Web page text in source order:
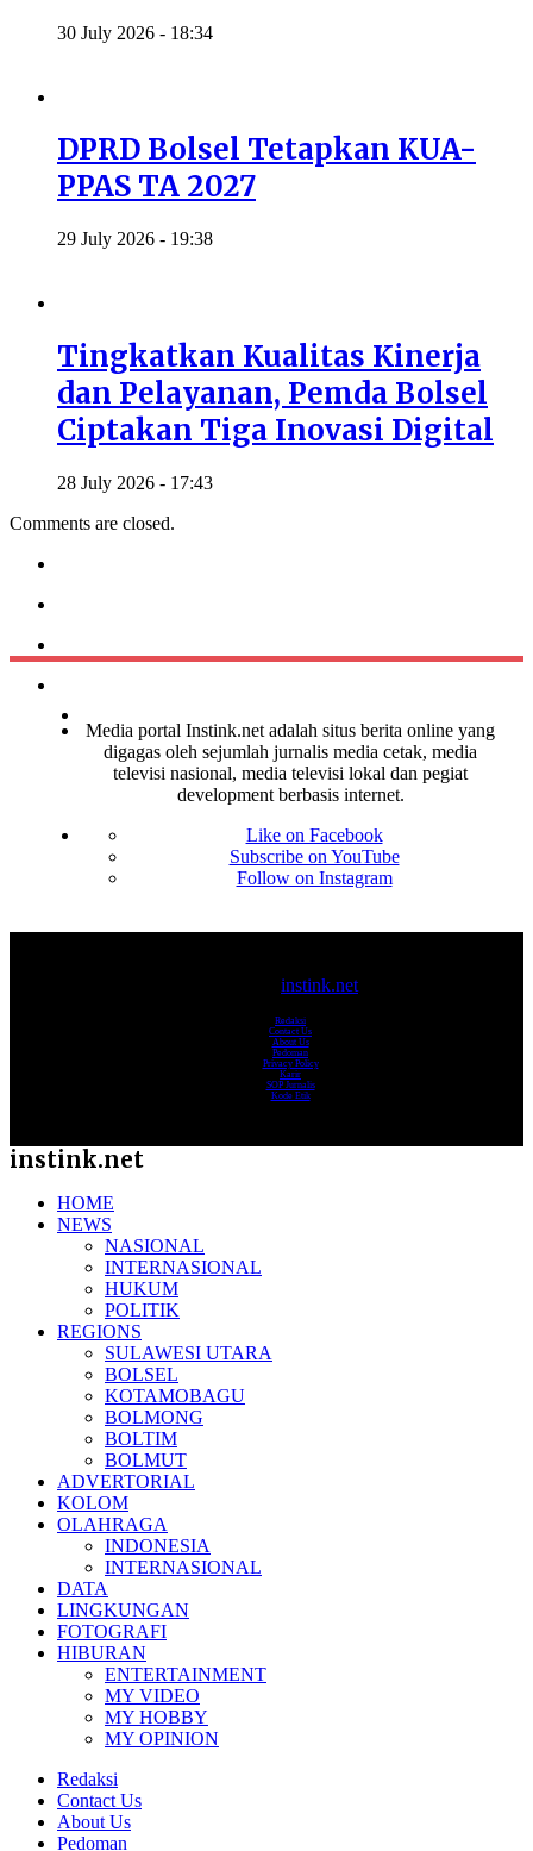
30 July 2026 - 18:34
DPRD Bolsel Tetapkan KUA-
PPAS TA 2027
29 July 2026 - 19:38
Tingkatkan Kualitas Kinerja
dan Pelayanan, Pemda Bolsel
Ciptakan Tiga Inovasi Digital
28 July 2026 - 17:43
Comments are closed.
Media portal Instink.net adalah situs berita online yang
digagas oleh sejumlah jurnalis media cetak, media
televisi nasional, media televisi lokal dan pegiat
development berbasis internet.
Like on Facebook
Subscribe on YouTube
Follow on Instagram
instink.net
Redaksi
Contact Us
About Us
Pedoman
Privacy Policy
Karir
SOP Jurnalis
Kode Etik
instink.net
HOME
NEWS
NASIONAL
INTERNASIONAL
HUKUM
POLITIK
REGIONS
SULAWESI UTARA
BOLSEL
KOTAMOBAGU
BOLMONG
BOLTIM
BOLMUT
ADVERTORIAL
KOLOM
OLAHRAGA
INDONESIA
INTERNASIONAL
DATA
LINGKUNGAN
FOTOGRAFI
HIBURAN
ENTERTAINMENT
MY VIDEO
MY HOBBY
MY OPINION
Redaksi
Contact Us
About Us
Pedoman